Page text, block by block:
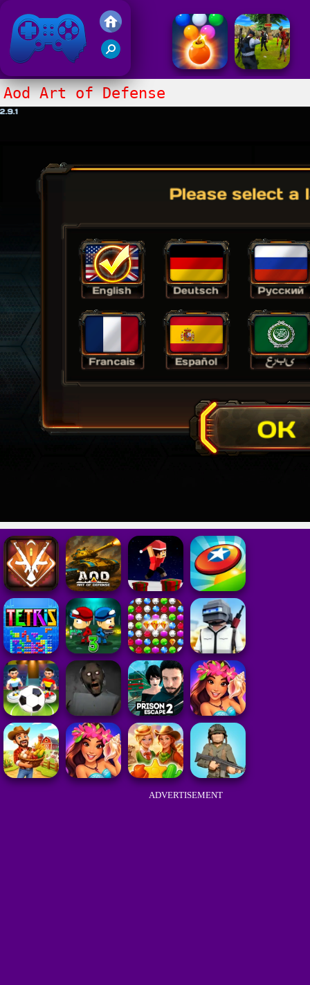
Juegos Friv 2017
Aod Art of Defense
ADVERTISEMENT